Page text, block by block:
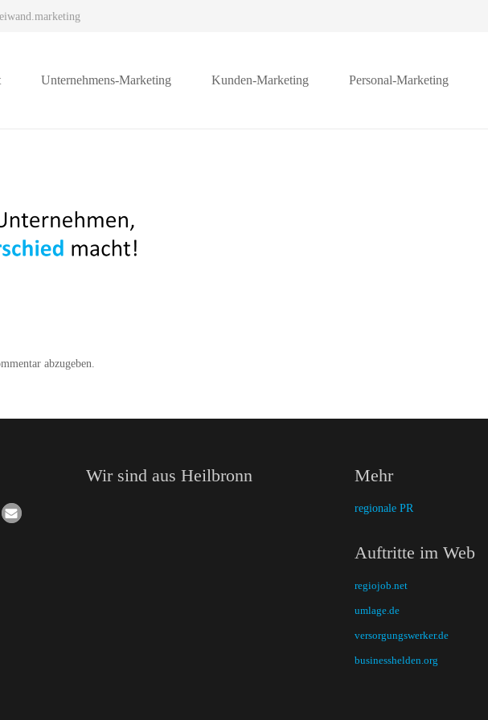
Unternehmens-Marketing Kunden-Marketing Personal-Marketing
abzugeben.
Wir sind aus Heilbronn Mehr
regionale PR
Auftritte im Web
regiojob.net
umlage.de
versorgungswerker.de
businesshelden.org